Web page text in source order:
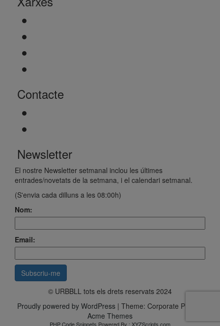
Contacte
Newsletter
El nostre Newsletter setmanal inclou les últimes
entrades/novetats de la setmana, i el calendari setmanal.
(S'envia cada dilluns a les 08:00h)
Nom:
Email:
© URBBLL tots els drets reservats 2024
Proudly powered by WordPress | Theme: Corporate Plus by
Acme Themes
PHP Code Snippets Powered By : XYZScripts.com